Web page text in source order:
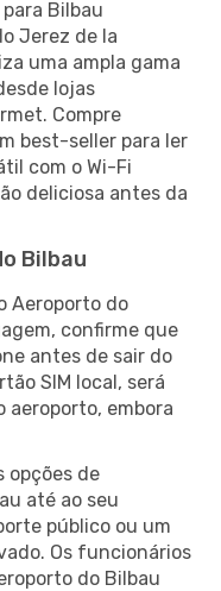
Bilbau
Jerez de la
uma ampla gama
lojas
Compre
best-seller para ler
com o Wi-Fi
deliciosa antes da
Bilbau
Aeroporto do
confirme que
antes de sair do
SIM local, será
embora
opções de
até ao seu
público ou um
Os funcionários
do Bilbau